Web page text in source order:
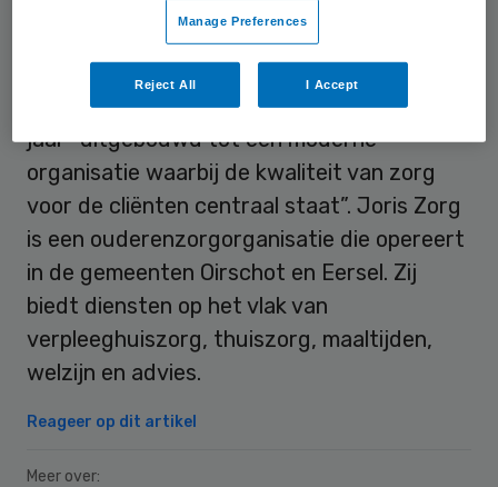
Arnold Vosters zal de zorgaanbieder per 1
april verlaten “om te genieten van zijn
pensioen”, meldt Joris Zorg. Als bestuurder
heeft hij Joris Zorg de afgelopen negentien
jaar “uitgebouwd tot een moderne
organisatie waarbij de kwaliteit van zorg
voor de cliënten centraal staat”. Joris Zorg
is een ouderenzorgorganisatie die opereert
in de gemeenten Oirschot en Eersel. Zij
biedt diensten op het vlak van
verpleeghuiszorg, thuiszorg, maaltijden,
welzijn en advies.
Reageer op dit artikel
Meer over:
Manage Preferences
Reject All I Accept